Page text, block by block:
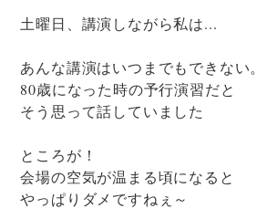
土曜日、講演しながら私は...
あんな講演はいつまでもできない。
80歳になった時の予行演習だと
そう思って話していました
ところが！
会場の空気が温まる頃になると
やっぱりダメですねぇ～